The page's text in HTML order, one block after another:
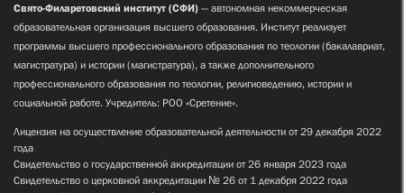
Свято-Филаретовский институт (СФИ) — автономная некоммерческая
образовательная организация высшего образования. Институт реализует
программы высшего профессионального образования по теологии (бакалавриат,
магистратура) и истории (магистратура), а также дополнительного
профессионального образования по теологии, религиоведению, истории и
социальной работе. Учредитель: РОО «Сретение».
Лицензия на осуществление образовательной деятельности от 29 декабря 2022
года
Свидетельство о государственной аккредитации от 26 января 2023 года
Свидетельство о церковной аккредитации № 26 от 1 декабря 2022 года